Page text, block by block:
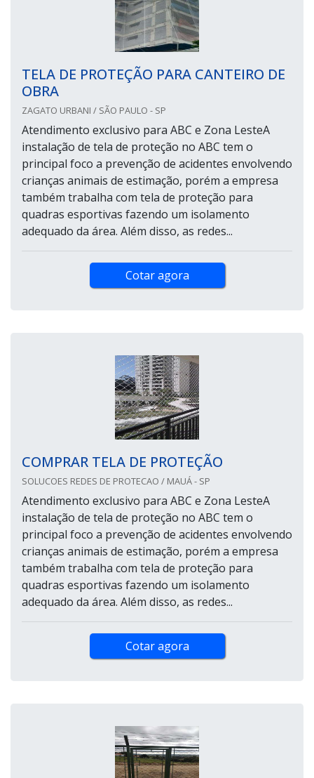
TELA DE PROTEÇÃO PARA CANTEIRO DE
OBRA
ZAGATO URBANI / SÃO PAULO - SP
Atendimento exclusivo para ABC e Zona LesteA
instalação de tela de proteção no ABC tem o
principal foco a prevenção de acidentes envolvendo
crianças animais de estimação, porém a empresa
também trabalha com tela de proteção para
quadras esportivas fazendo um isolamento
adequado da área. Além disso, as redes...
Cotar agora
COMPRAR TELA DE PROTEÇÃO
SOLUCOES REDES DE PROTECAO / MAUÁ - SP
Atendimento exclusivo para ABC e Zona LesteA
instalação de tela de proteção no ABC tem o
principal foco a prevenção de acidentes envolvendo
crianças animais de estimação, porém a empresa
também trabalha com tela de proteção para
quadras esportivas fazendo um isolamento
adequado da área. Além disso, as redes...
Cotar agora